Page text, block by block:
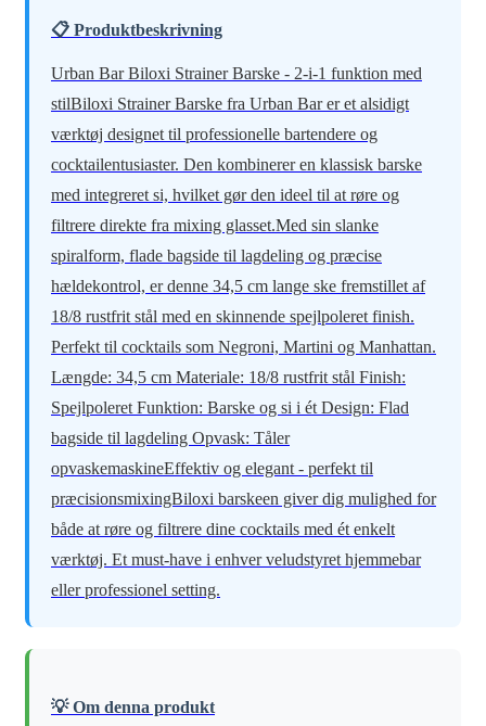
📋 Produktbeskrivning
Urban Bar Biloxi Strainer Barske - 2-i-1 funktion med
stilBiloxi Strainer Barske fra Urban Bar er et alsidigt
værktøj designet til professionelle bartendere og
cocktailentusiaster. Den kombinerer en klassisk barske
med integreret si, hvilket gør den ideel til at røre og
filtrere direkte fra mixing glasset.Med sin slanke
spiralform, flade bagside til lagdeling og præcise
hældekontrol, er denne 34,5 cm lange ske fremstillet af
18/8 rustfrit stål med en skinnende spejlpoleret finish.
Perfekt til cocktails som Negroni, Martini og Manhattan.
Længde: 34,5 cm Materiale: 18/8 rustfrit stål Finish:
Spejlpoleret Funktion: Barske og si i ét Design: Flad
bagside til lagdeling Opvask: Tåler
opvaskemaskineEffektiv og elegant - perfekt til
præcisionsmixingBiloxi barskeen giver dig mulighed for
både at røre og filtrere dine cocktails med ét enkelt
værktøj. Et must-have i enhver veludstyret hjemmebar
eller professionel setting.
💡 Om denna produkt